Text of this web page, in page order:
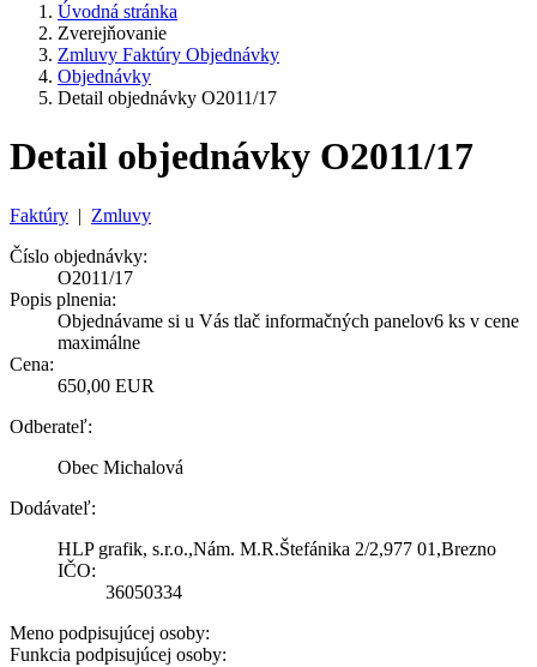
Úvodná stránka
Zverejňovanie
Zmluvy Faktúry Objednávky
Objednávky
Detail objednávky O2011/17
Detail objednávky O2011/17
Faktúry | Zmluvy
Číslo objednávky:
O2011/17
Popis plnenia:
Objednávame si u Vás tlač informačných panelov6 ks v cene
maximálne
Cena:
650,00 EUR
Odberateľ:
Obec Michalová
Dodávateľ:
HLP grafik, s.r.o.,Nám. M.R.Štefánika 2/2,977 01,Brezno
IČO:
36050334
Meno podpisujúcej osoby:
Funkcia podpisujúcej osoby: